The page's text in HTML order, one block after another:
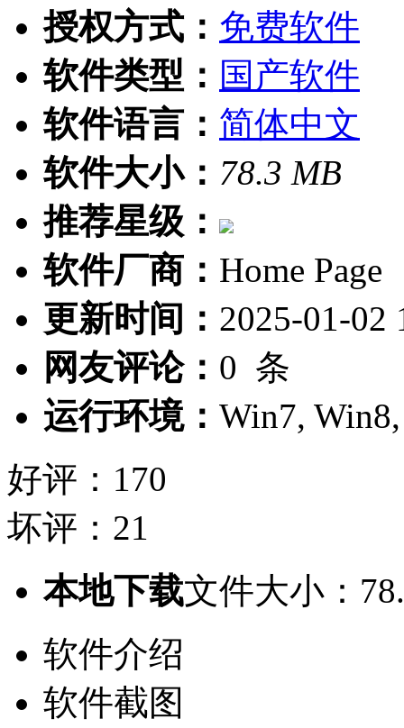
授权方式： 免费软件
软件类型： 国产软件
软件语言： 简体中文
软件大小： 78.3 MB
推荐星级：
软件厂商： Home Page
更新时间： 2025-01-02
网友评论： 0 条
运行环境： Win7,
好评：170
坏评：21
本地下载文件大小：
软件介绍
软件截图